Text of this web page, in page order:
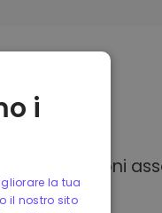
opzioni
i
la tua
il nostro sito